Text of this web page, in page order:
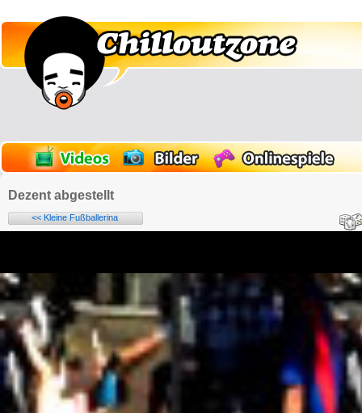
Dezent abgestellt
<< Kleine Fußballerina